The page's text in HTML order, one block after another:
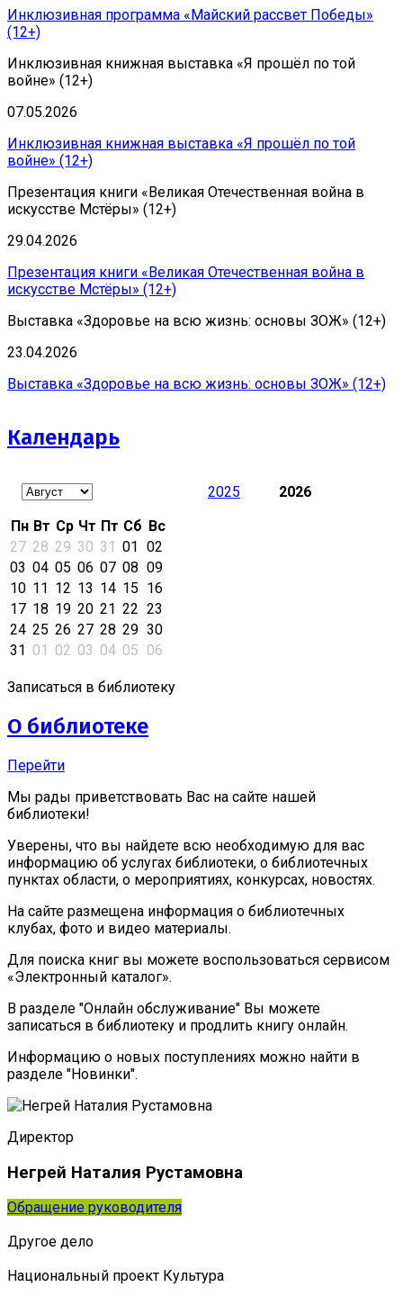
Инклюзивная программа «Майский рассвет Победы»
(12+)
Инклюзивная книжная выставка «Я прошёл по той
войне» (12+)
07.05.2026
Инклюзивная книжная выставка «Я прошёл по той
войне» (12+)
Презентация книги «Великая Отечественная война в
искусстве Мстёры» (12+)
29.04.2026
Презентация книги «Великая Отечественная война в
искусстве Мстёры» (12+)
Выставка «Здоровье на всю жизнь: основы ЗОЖ» (12+)
23.04.2026
Выставка «Здоровье на всю жизнь: основы ЗОЖ» (12+)
Календарь
2025 2026
Пн Вт Ср Чт Пт Сб Вс
27 28 29 30 31 01 02
03 04 05 06 07 08 09
10 11 12 13 14 15 16
17 18 19 20 21 22 23
24 25 26 27 28 29 30
31 01 02 03 04 05 06
Записаться в библиотеку
О библиотеке
Перейти
Мы рады приветствовать Вас на сайте нашей
библиотеки!
Уверены, что вы найдете всю необходимую для вас
информацию об услугах библиотеки, о библиотечных
пунктах области, о мероприятиях, конкурсах, новостях.
На сайте размещена информация о библиотечных
клубах, фото и видео материалы.
Для поиска книг вы можете воспользоваться сервисом
«Электронный каталог».
В разделе "Онлайн обслуживание" Вы можете
записаться в библиотеку и продлить книгу онлайн.
Информацию о новых поступлениях можно найти в
разделе "Новинки".
Директор
Негрей Наталия Рустамовна
Обращение руководителя
Другое дело
Национальный проект Культура